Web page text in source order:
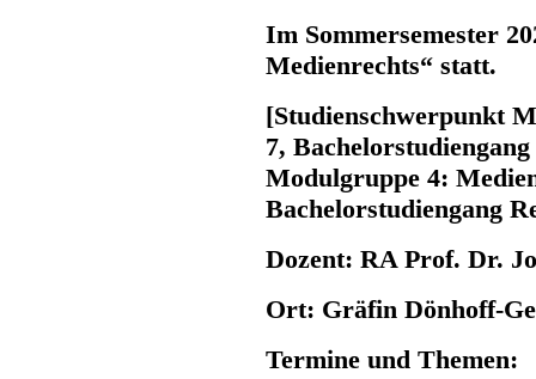
Im Sommersemester
Medienrechts“ statt.
[Studienschwerpunkt
7,
Modulgruppe 4:
Bachelorstudiengang
Dozent: RA Prof. Dr.
Ort: Gräfin Dönhoff-
Termine und Themen: